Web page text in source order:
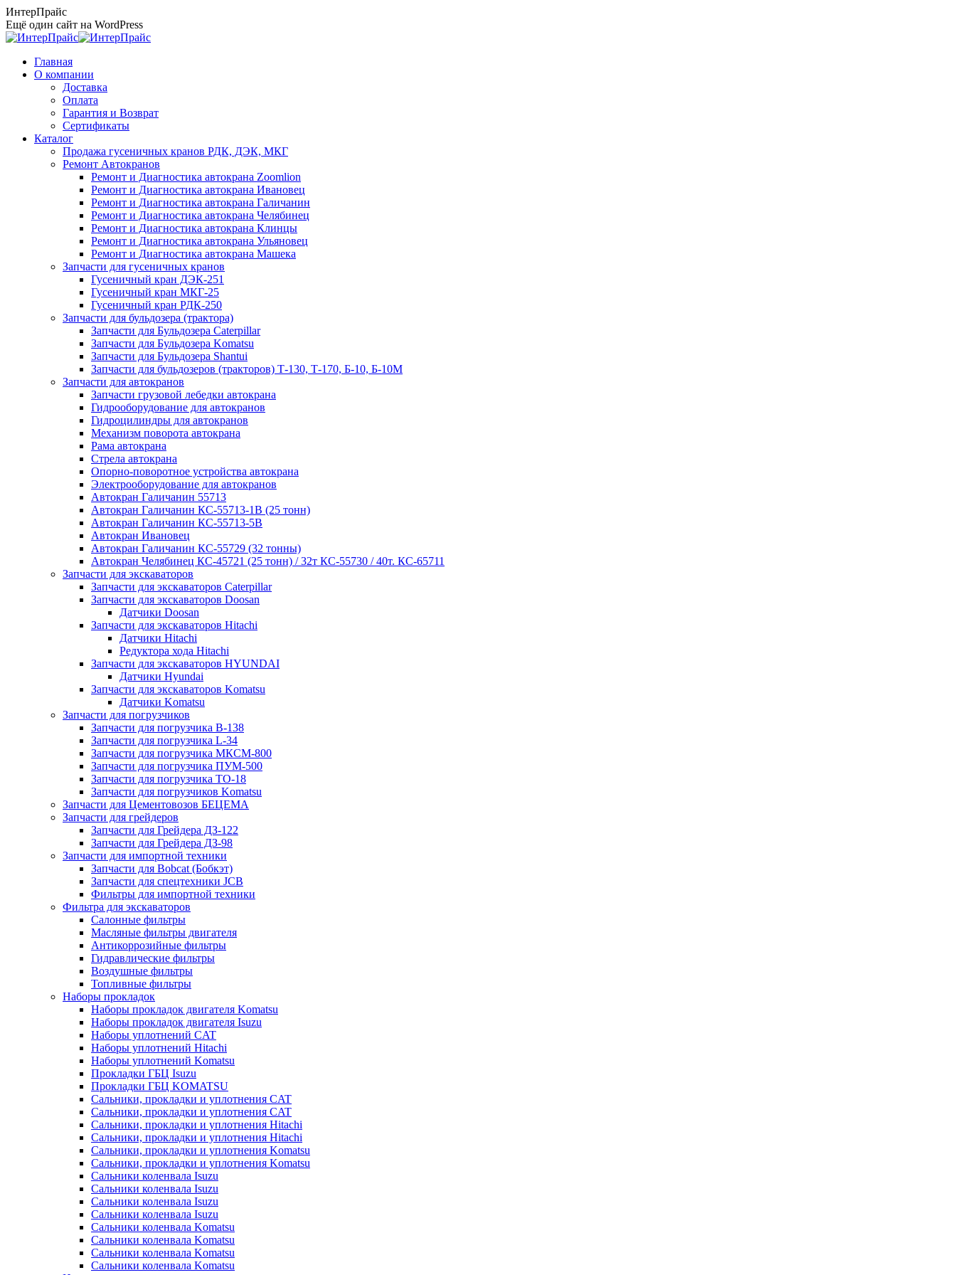
Перейти
к
содержанию
ИнтерПрайс
Ещё один сайт на WordPress
Главная
О компании
Доставка
Оплата
Гарантия и Возврат
Сертификаты
Каталог
Продажа гусеничных кранов РДК, ДЭК, МКГ
Ремонт Автокранов
Ремонт и Диагностика автокрана Zoomlion
Ремонт и Диагностика автокрана Ивановец
Ремонт и Диагностика автокрана Галичанин
Ремонт и Диагностика автокрана Челябинец
Ремонт и Диагностика автокрана Клинцы
Ремонт и Диагностика автокрана Ульяновец
Ремонт и Диагностика автокрана Машека
Запчасти для гусеничных кранов
Гусеничный кран ДЭК-251
Гусеничный кран МКГ-25
Гусеничный кран РДК-250
Запчасти для бульдозера (трактора)
Запчасти для Бульдозера Caterpillar
Запчасти для Бульдозера Komatsu
Запчасти для Бульдозера Shantui
Запчасти для бульдозеров (тракторов) Т-130, Т-170, Б-10, Б-10М
Запчасти для автокранов
Запчасти грузовой лебедки автокрана
Гидрооборудование для автокранов
Гидроцилиндры для автокранов
Механизм поворота автокрана
Рама автокрана
Стрела автокрана
Опорно-поворотное устройства автокрана
Электрооборудование для автокранов
Автокран Галичанин 55713
Автокран Галичанин КС-55713-1В (25 тонн)
Автокран Галичанин КС-55713-5В
Автокран Ивановец
Автокран Галичанин КС-55729 (32 тонны)
Автокран Челябинец КС-45721 (25 тонн) / 32т КС-55730 / 40т. КС-65711
Запчасти для экскаваторов
Запчасти для экскаваторов Caterpillar
Запчасти для экскаваторов Doosan
Датчики Doosan
Запчасти для экскаваторов Hitachi
Датчики Hitachi
Редуктора хода Hitachi
Запчасти для экскаваторов HYUNDAI
Датчики Hyundai
Запчасти для экскаваторов Komatsu
Датчики Komatsu
Запчасти для погрузчиков
Запчасти для погрузчика B-138
Запчасти для погрузчика L-34
Запчасти для погрузчика МКСМ-800
Запчасти для погрузчика ПУМ-500
Запчасти для погрузчика ТО-18
Запчасти для погрузчиков Komatsu
Запчасти для Цементовозов БЕЦЕМА
Запчасти для грейдеров
Запчасти для Грейдера ДЗ-122
Запчасти для Грейдера ДЗ-98
Запчасти для импортной техники
Запчасти для Bobcat (Бобкэт)
Запчасти для спецтехники JCB
Фильтры для импортной техники
Фильтра для экскаваторов
Салонные фильтры
Масляные фильтры двигателя
Антикоррозийные фильтры
Гидравлические фильтры
Воздушные фильтры
Топливные фильтры
Наборы прокладок
Наборы прокладок двигателя Komatsu
Наборы прокладок двигателя Isuzu
Наборы уплотнений CAT
Наборы уплотнений Hitachi
Наборы уплотнений Komatsu
Прокладки ГБЦ Isuzu
Прокладки ГБЦ KOMATSU
Сальники, прокладки и уплотнения CAT
Сальники, прокладки и уплотнения CAT
Сальники, прокладки и уплотнения Hitachi
Сальники, прокладки и уплотнения Hitachi
Сальники, прокладки и уплотнения Komatsu
Сальники, прокладки и уплотнения Komatsu
Сальники коленвала Isuzu
Сальники коленвала Isuzu
Сальники коленвала Isuzu
Сальники коленвала Isuzu
Сальники коленвала Komatsu
Сальники коленвала Komatsu
Сальники коленвала Komatsu
Сальники коленвала Komatsu